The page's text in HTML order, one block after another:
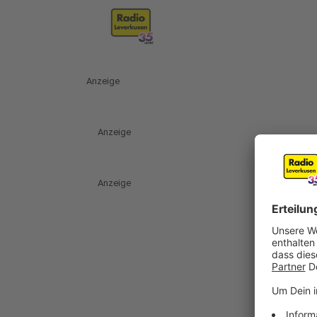
Anzeige
Anzeige
Anzeige